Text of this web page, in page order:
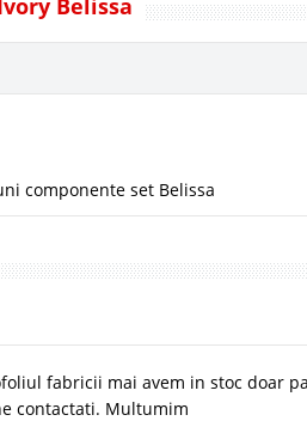
Belissa
componente set Belissa
fabricii mai avem in stoc doar
contactati. Multumim